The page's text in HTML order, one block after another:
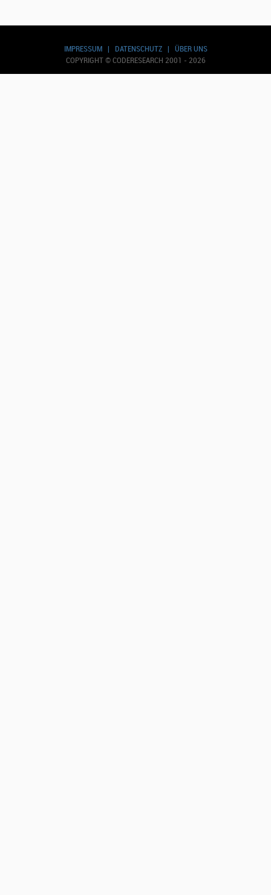
IMPRESSUM| DATENSCHUTZ| ÜBER UNS
COPYRIGHT © CODERESEARCH 2001 - 2026